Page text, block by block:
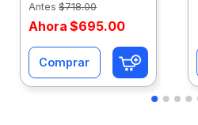
Antes $718.00
Ahora $695.00
Comprar